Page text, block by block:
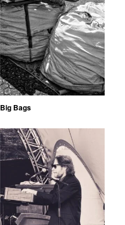
Big Bags